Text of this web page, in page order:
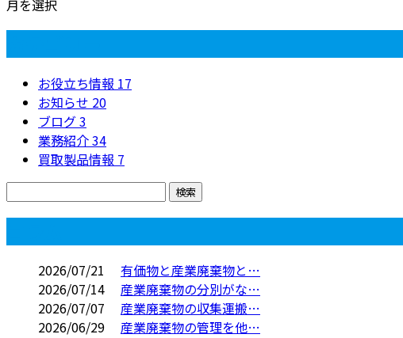
月を選択
お役立ち情報 17
お知らせ 20
ブログ3
業務紹介34
買取製品情報 7
2026/07/21
有価物と産業廃棄物と…
2026/07/14
産業廃棄物の分別がな…
2026/07/07
産業廃棄物の収集運搬…
2026/06/29
産業廃棄物の管理を他…